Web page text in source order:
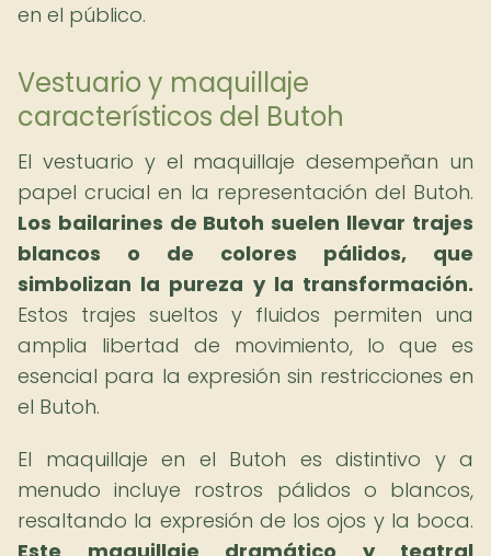
en el público.
Vestuario y maquillaje
característicos del Butoh
El vestuario y el maquillaje desempeñan un
papel crucial en la representación del Butoh.
Los bailarines de Butoh suelen llevar trajes
blancos o de colores pálidos, que
simbolizan la pureza y la transformación.
Estos trajes sueltos y fluidos permiten una
amplia libertad de movimiento, lo que es
esencial para la expresión sin restricciones en
el Butoh.
El maquillaje en el Butoh es distintivo y a
menudo incluye rostros pálidos o blancos,
resaltando la expresión de los ojos y la boca.